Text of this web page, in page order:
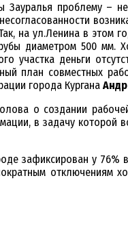
проблему –
на ул.Ленина в
диаметром 500
участка деньги
план совместных
города Кургана
о создании
в задачу
зафиксирован у
отключениям